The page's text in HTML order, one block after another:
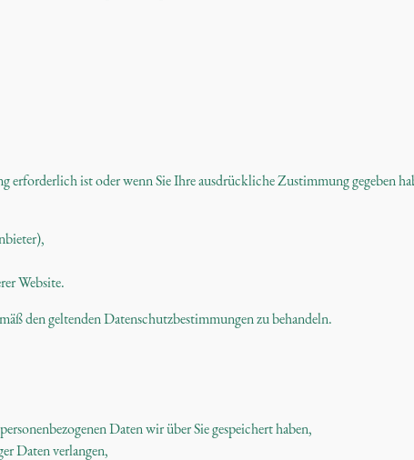
erforderlich ist oder wenn Sie Ihre ausdrückliche Zustimmung gegeben
Website.
den geltenden Datenschutzbestimmungen zu behandeln.
Daten wir über Sie gespeichert haben,
Daten verlangen,